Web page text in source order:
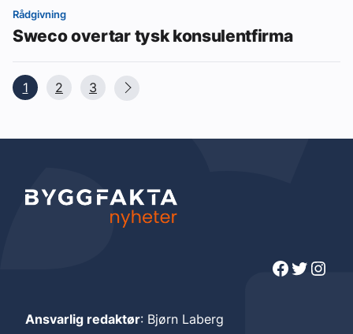
Rådgivning
Sweco overtar tysk konsulentfirma
1 2 3
Facebook Twitter Instagram
Ansvarlig redaktør: Bjørn Laberg